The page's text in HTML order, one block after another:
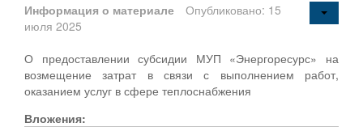
Информация о материале
Опубликовано: 15
июля 2025
О предоставлении субсидии МУП «Энергоресурс» на
возмещение затрат в связи с выполнением работ,
оказанием услуг в сфере теплоснабжения
Вложения: